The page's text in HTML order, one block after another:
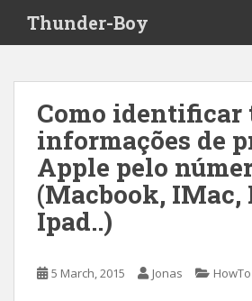
i
Thunder-Boy
Como identificar
informações de
Apple pelo
(Macbook, IMac,
Ipad..)
5 March, 2015 Jonas